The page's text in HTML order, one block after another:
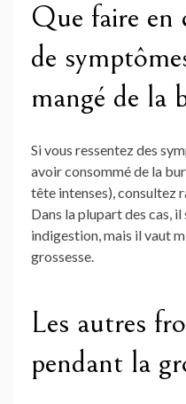
Que faire en
de
mangé de la
Si vous ressentez des
avoir consommé de la
tête intenses), consultez
Dans la plupart des cas, il
indigestion, mais il vaut
grossesse.
Les autres
pendant la